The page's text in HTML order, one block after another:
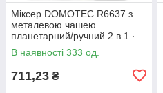
Міксер DOMOTEC R6637 з
металевою чашею
планетарний/ручний 2 в 1 ∙
Червоний/білий/
помаранчевий
В наявності 333 од.
711,23 ₴